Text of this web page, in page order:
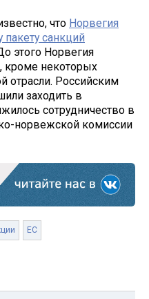
что Норвегия
санкций
этого Норвегия
кроме некоторых
отрасли. Российским
заходить в
сотрудничество в
норвежской комиссии
ЕС